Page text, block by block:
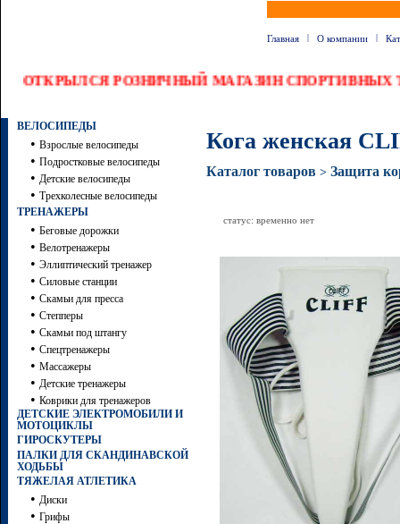
Главная | О компании |
ОТКРЫЛСЯ РОЗНИЧНЫЙ МАГАЗИН
ВЕЛОСИПЕДЫ
• Взрослые велосипеды
• Подростковые велосипеды
• Детские велосипеды
• Трехколесные велосипеды
ТРЕНАЖЕРЫ
• Беговые дорожки
• Велотренажеры
• Эллиптический тренажер
• Силовые станции
• Скамьи для пресса
• Степперы
• Скамьи под штангу
• Спецтренажеры
• Массажеры
• Детские тренажеры
• Коврики для тренажеров
ДЕТСКИЕ ЭЛЕКТРОМОБИЛИ И
МОТОЦИКЛЫ
ГИРОСКУТЕРЫ
ПАЛКИ ДЛЯ СКАНДИНАВСКОЙ
ХОДЬБЫ
ТЯЖЕЛАЯ АТЛЕТИКА
• Диски
• Грифы
Кога женская
Каталог товаров > Защита
статус: временно нет